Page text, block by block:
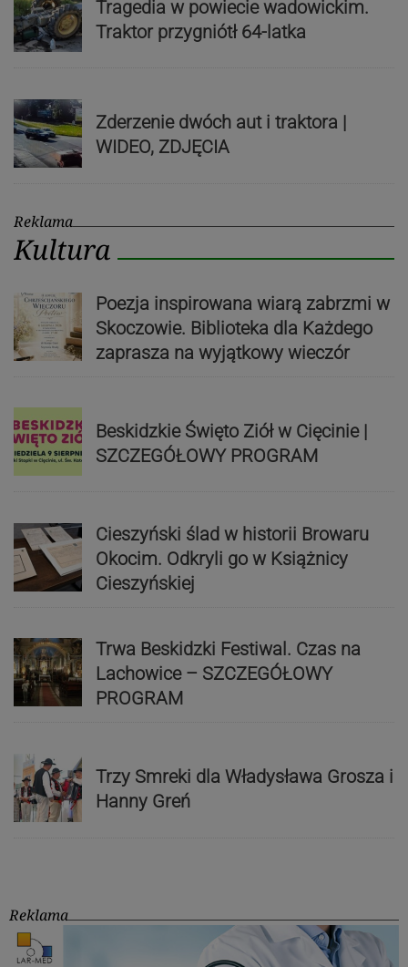
Tragedia w powiecie wadowickim.
Traktor przygniótł 64-latka
Zderzenie dwóch aut i traktora |
WIDEO, ZDJĘCIA
Reklama
Kultura
Poezja inspirowana wiarą zabrzmi w
Skoczowie. Biblioteka dla Każdego
zaprasza na wyjątkowy wieczór
Beskidzkie Święto Ziół w Cięcinie |
SZCZEGÓŁOWY PROGRAM
Cieszyński ślad w historii Browaru
Okocim. Odkryli go w Książnicy
Cieszyńskiej
Trwa Beskidzki Festiwal. Czas na
Lachowice – SZCZEGÓŁOWY
PROGRAM
Trzy Smreki dla Władysława Grosza i
Hanny Greń
Reklama